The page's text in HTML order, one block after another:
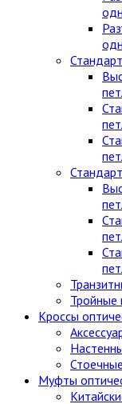
Тройные
Кроссы
Муфты